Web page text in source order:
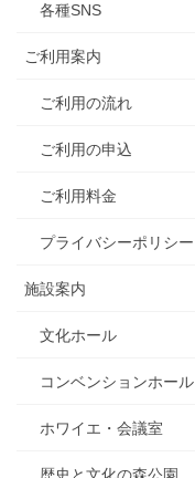
各種SNS
ご利用案内
ご利用の流れ
ご利用の申込
ご利用料金
プライバシーポリシー
施設案内
文化ホール
コンベンションホール
ホワイエ・会議室